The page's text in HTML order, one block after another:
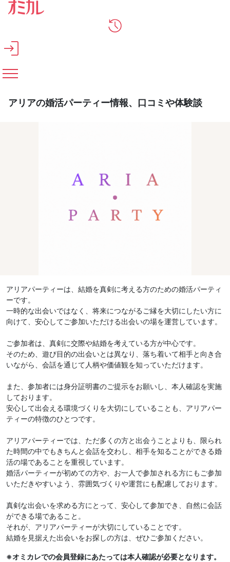
メインコンテンツへスキップ
アリアの婚活パーティー情報、口コミや体験談
アリアパーティーは、結婚を真剣に考える方のための婚活パーティ
ーです。
一時的な出会いではなく、将来につながるご縁を大切にしたい方に
向けて、安心してご参加いただける出会いの場を運営しています。
ご参加者は、真剣に交際や結婚を考えている方が中心です。
そのため、遊び目的の出会いとは異なり、落ち着いて相手と向き合
いながら、会話を通じて人柄や価値観を知っていただけます。
また、参加者には身分証明書のご提示をお願いし、本人確認を実施
しております。
安心して出会える環境づくりを大切にしていることも、アリアパー
ティーの特徴のひとつです。
アリアパーティーでは、ただ多くの方と出会うことよりも、限られ
た時間の中でもきちんと会話を交わし、相手を知ることができる婚
活の場であることを重視しています。
婚活パーティーが初めての方や、お一人で参加される方にもご参加
いただきやすいよう、雰囲気づくりや運営にも配慮しております。
真剣な出会いを求める方にとって、安心して参加でき、自然に会話
ができる場であること。
それが、アリアパーティーが大切にしていることです。
結婚を見据えた出会いをお探しの方は、ぜひご参加ください。
※オミカレでの会員登録にあたっては本人確認が必要となります。